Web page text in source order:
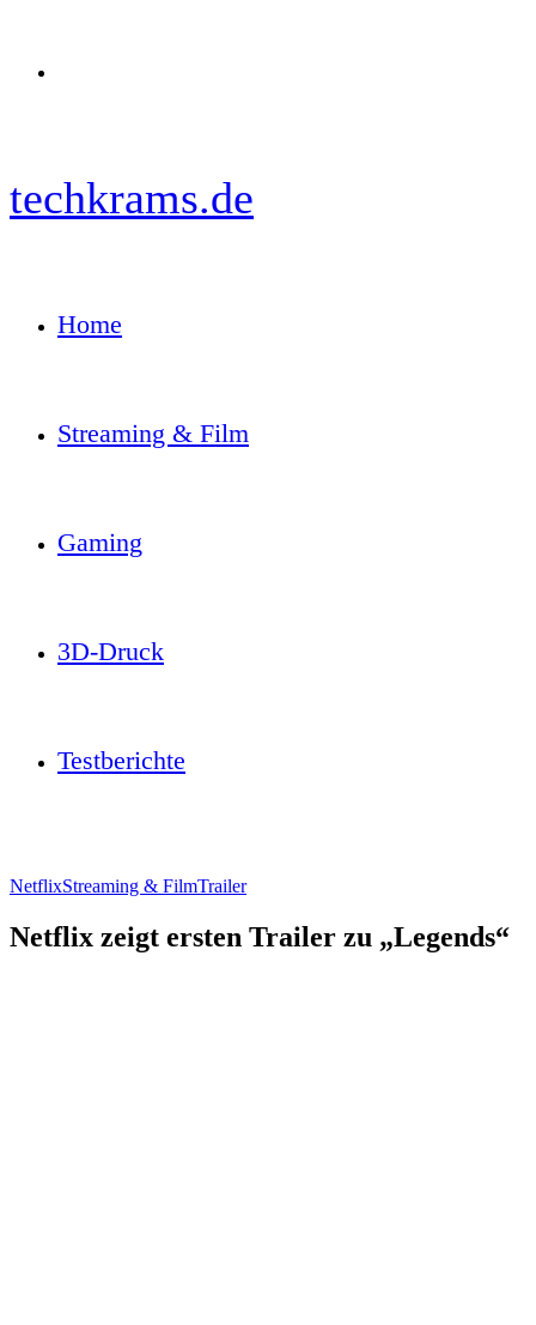
techkrams.de
Home
Streaming & Film
Gaming
3D-Druck
Testberichte
NetflixStreaming & FilmTrailer
Netflix zeigt ersten Trailer zu „Legends“